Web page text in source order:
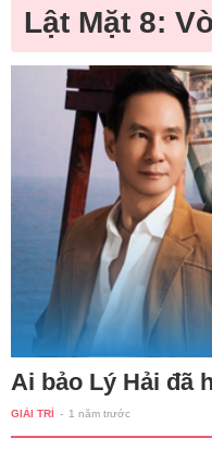
Lật Mặt 8:
Ai bảo Lý Hải đã
GIẢI TRÍ - 1 năm trước